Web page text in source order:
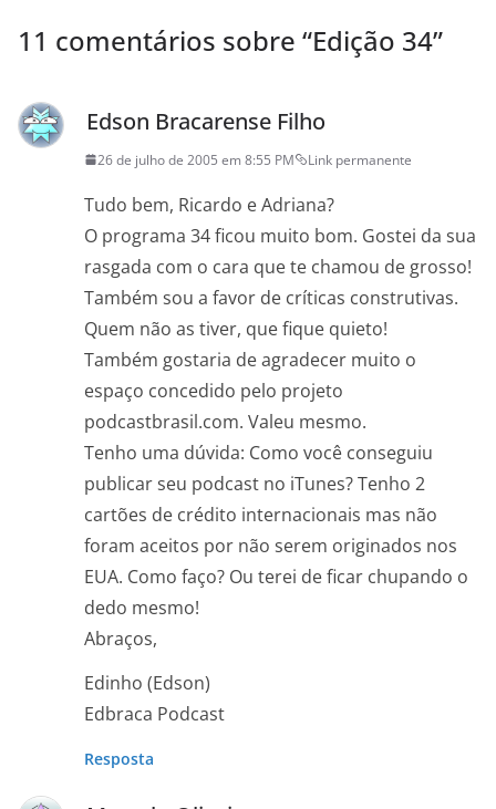
11 comentários sobre “Edição 34”
Edson Bracarense Filho
26 de julho de 2005 em 8:55 PM Link permanente
Tudo bem, Ricardo e Adriana?
O programa 34 ficou muito bom. Gostei da sua
rasgada com o cara que te chamou de grosso!
Também sou a favor de críticas construtivas.
Quem não as tiver, que fique quieto!
Também gostaria de agradecer muito o
espaço concedido pelo projeto
podcastbrasil.com. Valeu mesmo.
Tenho uma dúvida: Como você conseguiu
publicar seu podcast no iTunes? Tenho 2
cartões de crédito internacionais mas não
foram aceitos por não serem originados nos
EUA. Como faço? Ou terei de ficar chupando o
dedo mesmo!
Abraços,
Edinho (Edson)
Edbraca Podcast
Resposta